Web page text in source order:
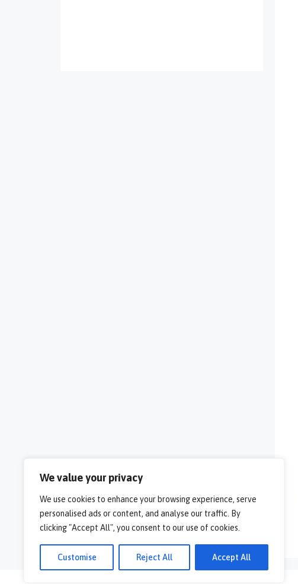
We value your privacy
We use cookies to enhance your browsing experience, serve
personalised ads or content, and analyse our traffic. By
clicking "Accept All", you consent to our use of cookies.
Customise Reject All Accept All